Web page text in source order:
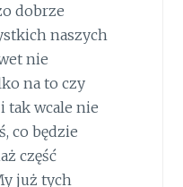
dobrze
naszych
nie
na to czy
tak wcale nie
co będzie
część
już tych